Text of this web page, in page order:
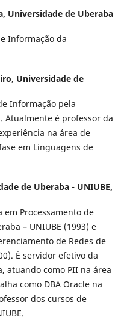
Universidade de Uberaba
Informação da
Universidade de
Informação pela
Atualmente é professor da
na área de
em Linguagens de
de Uberaba - UNIUBE,
em Processamento de
– UNIUBE (1993) e
de Redes de
É servidor efetivo da
atuando como PII na área
como DBA Oracle na
dos cursos de